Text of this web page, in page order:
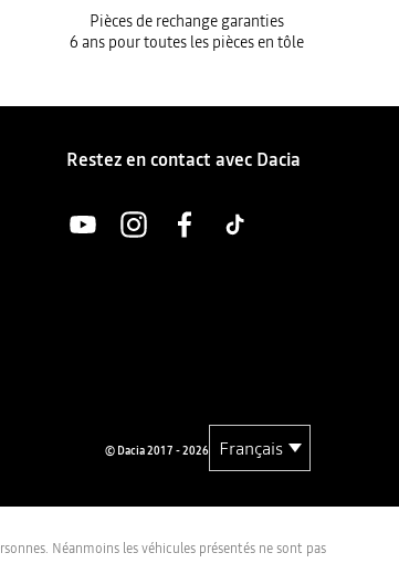
Pièces de rechange garanties
6 ans pour toutes les pièces en tôle
Restez en contact avec Dacia
© Dacia 2017 - 2026
Néanmoins les véhicules présentés ne sont pas